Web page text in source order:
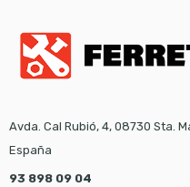
Avda. Cal Rubió, 4, 08730 Sta.
España
93 898 09 04